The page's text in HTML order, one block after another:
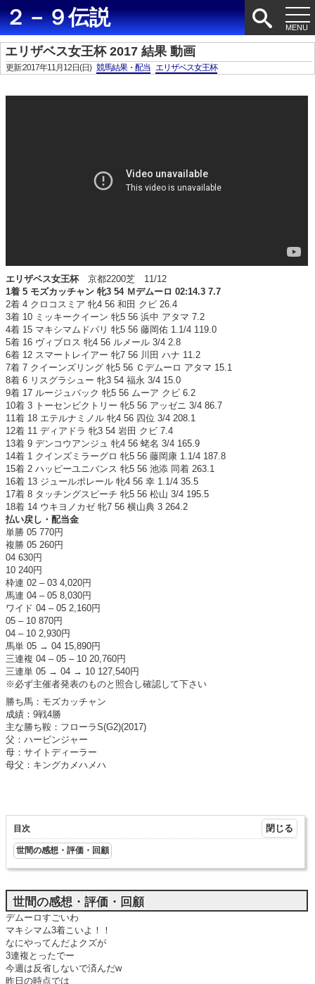
２－９伝説
エリザベス女王杯 2017 結果 動画
更新:2017年11月12日(日) 競馬結果・配当 エリザベス女王杯
エリザベス女王杯京都2200芝 11/12
1着 5 モズカッチャン 牝3 54 Ｍデムーロ 02:14.3 7.7
2着 4 クロコスミア 牝4 56 和田 クビ 26.4
3着 10 ミッキークイーン 牝5 56 浜中 アタマ 7.2
4着 15 マキシマムドパリ 牝5 56 藤岡佑 1.1/4 119.0
5着 16 ヴィブロス 牝4 56 ルメール 3/4 2.8
6着 12 スマートレイアー 牝7 56 川田 ハナ 11.2
7着 7 クイーンズリング 牝5 56 Ｃデムーロ アタマ 15.1
8着 6 リスグラシュー 牝3 54 福永 3/4 15.0
9着 17 ルージュバック 牝5 56 ムーア クビ 6.2
10着 3 トーセンビクトリー 牝5 56 アッゼニ 3/4 86.7
11着 18 エテルナミノル 牝4 56 四位 3/4 208.1
12着 11 ディアドラ 牝3 54 岩田 クビ 7.4
13着 9 デンコウアンジュ 牝4 56 蛯名 3/4 165.9
14着 1 クインズミラーグロ 牝5 56 藤岡康 1.1/4 187.8
15着 2 ハッピーユニバンス 牝5 56 池添 同着 263.1
16着 13 ジュールポレール 牝4 56 幸 1.1/4 35.5
17着 8 タッチングスピーチ 牝5 56 松山 3/4 195.5
18着 14 ウキヨノカゼ 牝7 56 横山典 3 264.2
払い戻し・配当金
単勝 05 770円
複勝 05 260円
04 630円
10 240円
枠連 02 – 03 4,020円
馬連 04 – 05 8,030円
ワイド 04 – 05 2,160円
05 – 10 870円
04 – 10 2,930円
馬単 05 → 04 15,890円
三連複 04 – 05 – 10 20,760円
三連単 05 → 04 → 10 127,540円
※必ず主催者発表のものと照合し確認して下さい
勝ち馬：モズカッチャン
成績：9戦4勝
主な勝ち鞍：フローラS(G2)(2017)
父：ハービンジャー
母：サイトディーラー
母父：キングカメハメハ
目次
世間の感想・評価・回顧
世間の感想・評価・回顧
デムーロすごいわ
マキシマム3着こいよ！！
なにやってんだよクズが
3連複とったでー
今週は反省しないで済んだw
昨日の時点では